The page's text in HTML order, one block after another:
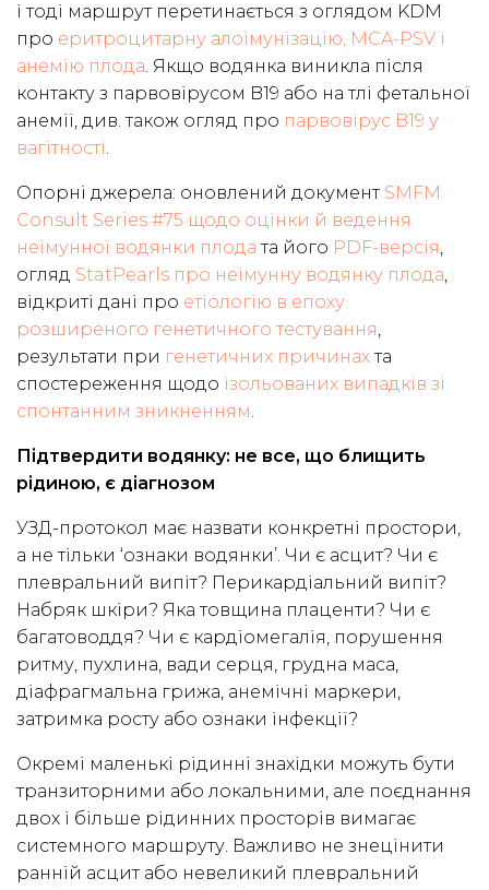
і тоді маршрут перетинається з оглядом KDM
про еритроцитарну алоімунізацію, MCA-PSV і
анемію плода. Якщо водянка виникла після
контакту з парвовірусом B19 або на тлі фетальної
анемії, див. також огляд про парвовірус B19 у
вагітності.
Опорні джерела: оновлений документ SMFM
Consult Series #75 щодо оцінки й ведення
неімунної водянки плода та його PDF-версія,
огляд StatPearls про неімунну водянку плода,
відкриті дані про етіологію в епоху
розширеного генетичного тестування,
результати при генетичних причинахта
спостереження щодо ізольованих випадків зі
спонтанним зникненням.
Підтвердити водянку: не все, що блищить
рідиною, є діагнозом
УЗД-протокол має назвати конкретні простори,
а не тільки ‘ознаки водянки’. Чи є асцит? Чи є
плевральний випіт? Перикардіальний випіт?
Набряк шкіри? Яка товщина плаценти? Чи є
багатоводдя? Чи є кардіомегалія, порушення
ритму, пухлина, вади серця, грудна маса,
діафрагмальна грижа, анемічні маркери,
затримка росту або ознаки інфекції?
Окремі маленькі рідинні знахідки можуть бути
транзиторними або локальними, але поєднання
двох і більше рідинних просторів вимагає
системного маршруту. Важливо не знецінити
ранній асцит або невеликий плевральний